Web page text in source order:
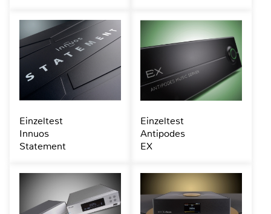
Einzeltest
Innuos
Statement
Einzeltest
Antipodes
EX